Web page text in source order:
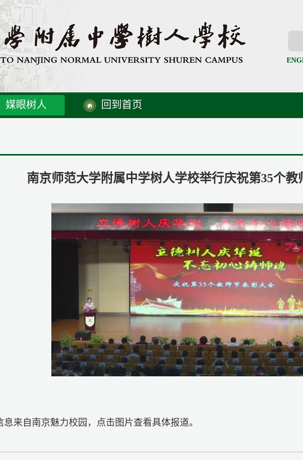
媒眼树人 回到首页
南京师范大学附属中学树人学校举行庆祝第35个教
息来自南京魅力校园，点击图片查看具体报道。